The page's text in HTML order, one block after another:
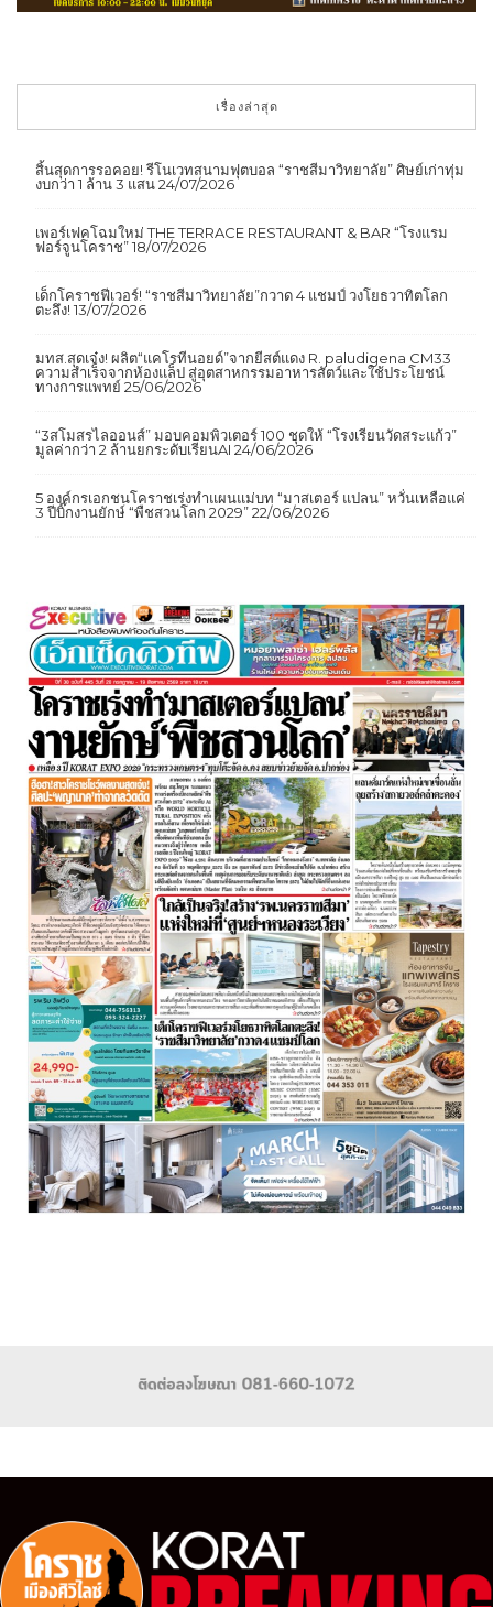
เรื่องล่าสุด
สิ้นสุดการรอคอย! รีโนเวทสนามฟุตบอล “ราชสีมาวิทยาลัย” ศิษย์เก่าทุ่ม
งบกว่า 1 ล้าน 3 แสน 24/07/2026
เพอร์เฟคโฉมใหม่ THE TERRACE RESTAURANT & BAR “โรงแรม
ฟอร์จูนโคราช” 18/07/2026
เด็กโคราชฟีเวอร์! “ราชสีมาวิทยาลัย”กวาด 4 แชมป์ วงโยธวาทิตโลก
ตะลึง! 13/07/2026
มทส.สุดเจ๋ง! ผลิต“แคโรทีนอยด์”จากยีสต์แดง R. paludigena CM33
ความสำเร็จจากห้องแล็ป สู่อุตสาหกรรมอาหารสัตว์และใช้ประโยชน์
ทางการแพทย์ 25/06/2026
“3สโมสรไลออนส์” มอบคอมพิวเตอร์ 100 ชุดให้ “โรงเรียนวัดสระแก้ว”
มูลค่ากว่า 2 ล้านยกระดับเรียนAI 24/06/2026
5 องค์กรเอกชนโคราชเร่งทำแผนแม่บท “มาสเตอร์ แปลน” หวั่นเหลือแค่
3 ปีบิ๊กงานยักษ์ “พืชสวนโลก 2029” 22/06/2026